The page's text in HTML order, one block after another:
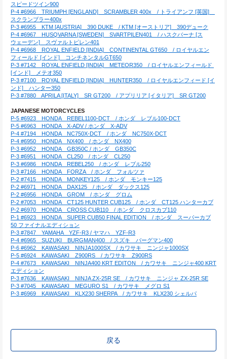
スピードツイン900
P-4 #6966　TRIUMPH [ENGLAND]　SCRAMBLER 400x　/ トライアンフ [英国]
スクランブラー400x
P-3 #6955　KTM [AUSTRIA]　390 DUKE　/ KTM [オーストリア]　390デューク
P-4 #6967　HUSQVARNA [SWEDEN]　SVARTPILEN401　/ ハスクバーナ [ス
ウェーデン]　スヴァルトピレン401
P-4 #6968　ROYAL ENFIELD [INDIA]　CONTINENTAL GT650　/ ロイヤルエン
フィールド [インド]　コンチネンタルGT650
P-3 #7142　ROYAL ENFIELD [INDIA]　METEOR350　/ ロイヤルエンフィールド
[インド]　メテオ350
P-3 #7100　ROYAL ENFIELD [INDIA]　HUNTER350　/ ロイヤルエンフィード [イ
ンド]　ハンター350
P-3 #7880　APRILA [ITALY]　SR GT200　/ アプリリア [イタリア]　SR GT200
JAPANESE MOTORCYCLES
P-5 #6923　HONDA　REBEL1100-DCT　/ ホンダ　レブル100-DCT
P-5 #6963　HONDA　X-ADV / ホンダ　X-ADV
P-4 #7194　HONDA　NC750X-DCT　/ ホンダ　NC750X-DCT
P-4 #6950　HONDA　NX400　/ ホンダ　NX400
P-3 #6952　HONDA　GB350C / ホンダ　GB350C
P-3 #6951　HONDA　CL250　/ ホンダ　CL250
P-3 #6986　HONDA　REBEL250　/ ホンダ　レブル250
P-3 #7166　HONDA　FORZA　/ ホンダ　フォルツァ
P-2 #7415　HONDA　MONKEY125　/ ホンダ　モンキー125
P-2 #6971　HONDA　DAX125　/ ホンダ　ダックス125
P-2 #6956　HONDA　GROM　/ ホンダ　グロム
P-2 #7053　HONDA　CT125 HUNTER CUB125　/ ホンダ　CT125 ハンターカブ
P-2 #6970　HONDA　CROSS CUB110　/ ホンダ　クロスカブ110
P-1 #6923　HONDA　SUPER CUB50 FINAL EDITION　/ ホンダ　スーパーカブ
50 ファイナルエディション
P-3 #7847　YAMAHA　YZF-R3 / ヤマハ　YZF-R3
P-4 #6965　SUZUKI　BURGMAN400　/ スズキ　バーグマン400
P-6 #6962　KAWASAKI　NINJA1000SX　/ カワサキ　ニンジャ1000SX
P-5 #6924　KAWASAKI　Z900RS　/ カワサキ　Z900RS
P-4 #7673　KAWASAKI　NINJA400 KRT EDITON　/ カワサキ　ニンジャ400 KRT
エディション
P-3 #7636　KAWASAKI　NINJA ZX-25R SE　/ カワサキ　ニンジャ ZX-25R SE
P-3 #7045　KAWASAKI　MEGURO S1　/ カワサキ　メグロ S1
P-3 #6969　KAWASAKI　KLX230 SHERPA　/ カワサキ　KLX230 シェルパ
戻る